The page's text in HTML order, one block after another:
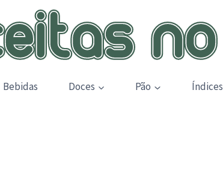
Bebidas Doces Pão Índices